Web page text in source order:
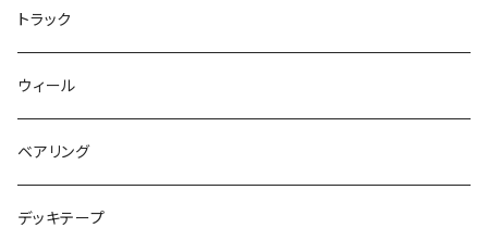
パンツ
キャップ
アウター
シャツ
NIKE SB ISHOD2
NIKE SB PS8
NIKE SB DUNK
NM933
エントリーモデルコンプリート
7.7インチ
8インチ
8.2インチ
7インチ
7.2インチ
7.3インチ
7.5インチ
トラック
ウィール
ベアリング
デッキテープ